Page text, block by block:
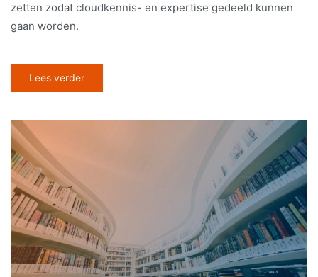
zetten zodat cloudkennis- en expertise gedeeld kunnen
gaan worden.
Lees verder